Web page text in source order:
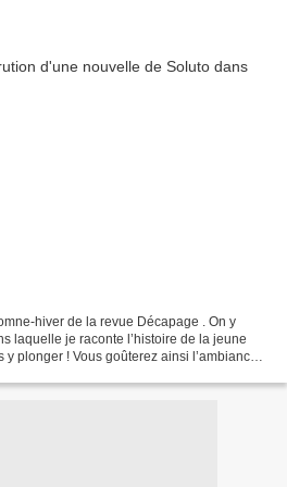
hiver de la revue Décapage . On y
laquelle je raconte l’histoire de la jeune
plonger ! Vous goûterez ainsi l’ambiance